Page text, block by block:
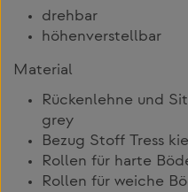
drehbar
höhenverstellbar
Material
Rückenlehne und
grey
Bezug Stoff Tress
Rollen für harte
Rollen für weiche